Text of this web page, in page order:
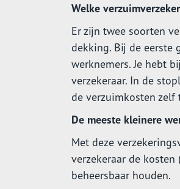
Welke
Er zijn twee soorten
dekking. Bij de eerste
werknemers. Je hebt
verzekeraar. In de
de verzuimkosten
De meeste kleinere
Met deze
verzekeraar de
beheersbaar houden.